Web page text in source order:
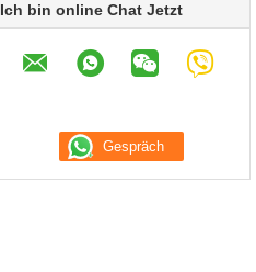
Ich bin online Chat Jetzt